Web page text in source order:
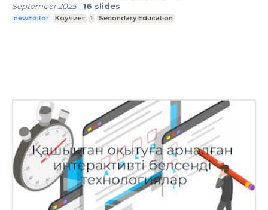
September 2025- 16 slides
newEditor Коучинг 1 Secondary Education